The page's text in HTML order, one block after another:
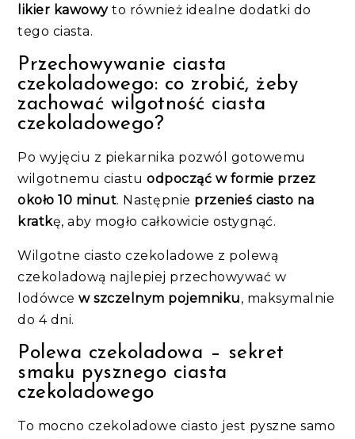
likier kawowyto również idealne dodatki do
tego ciasta.
Przechowywanie ciasta
czekoladowego: co zrobić, żeby
zachować wilgotność ciasta
czekoladowego?
Po wyjęciu z piekarnika pozwól gotowemu
wilgotnemu ciastuodpocząć w formie przez
około 10 minut. Następnie przenieś ciasto na
kratkę, aby mogło całkowicie ostygnąć.
Wilgotne ciasto czekoladowe z polewą
czekoladową najlepiej przechowywać w
lodówcew szczelnym pojemniku, maksymalnie
do 4 dni.
Polewa czekoladowa – sekret
smaku pysznego ciasta
czekoladowego
To mocno czekoladowe ciasto jest pyszne samo